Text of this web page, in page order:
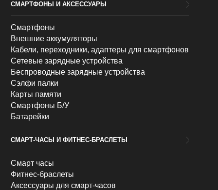
СМАРТФОНЫ И АКСЕССУАРЫ
Смартфоны
Внешние аккумуляторы
Кабели, переходники, адаптеры для смартфонов
Сетевые зарядные устройства
Беспроводные зарядные устройства
Сэлфи палки
Карты памяти
Смартфоны Б/У
Батарейки
СМАРТ-ЧАСЫ И ФИТНЕС-БРАСЛЕТЫ
Смарт часы
Фитнес-браслеты
Аксессуары для смарт-часов